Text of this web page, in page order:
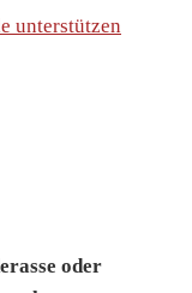
unterstützen
oder